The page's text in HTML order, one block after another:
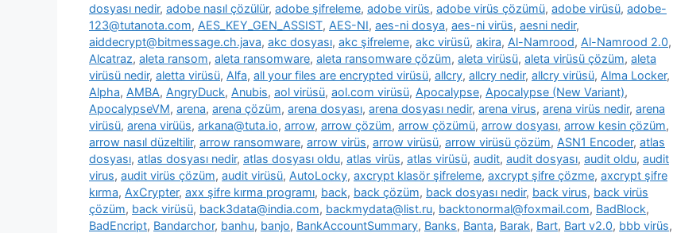
dosyası nedir, adobe nasıl çözülür, adobe şifreleme, adobe virüs, adobe virüs çözümü, adobe virüsü, adobe-
123@tutanota.com, AES_KEY_GEN_ASSIST, AES-NI, aes-ni dosya, aes-ni virüs, aesni nedir,
aiddecrypt@bitmessage.ch.java, akc dosyası, akc şifreleme, akc virüsü, akira, Al-Namrood, Al-Namrood 2.0,
Alcatraz, aleta ransom, aleta ransomware, aleta ransomware çözüm, aleta virüsü, aleta virüsü çözüm, aleta
virüsü nedir, aletta virüsü, Alfa, all your files are encrypted virüsü, allcry, allcry nedir, allcry virüsü, Alma Locker,
Alpha, AMBA, AngryDuck, Anubis, aol virüsü, aol.com virüsü, Apocalypse, Apocalypse (New Variant),
ApocalypseVM, arena, arena çözüm, arena dosyası, arena dosyası nedir, arena virus, arena virüs nedir, arena
virüsü, arena virüüs, arkana@tuta.io, arrow, arrow çözüm, arrow çözümü, arrow dosyası, arrow kesin çözüm,
arrow nasıl düzeltilir, arrow ransomware, arrow virüs, arrow virüsü, arrow virüsü çözüm, ASN1 Encoder, atlas
dosyası, atlas dosyası nedir, atlas dosyası oldu, atlas virüs, atlas virüsü, audit, audit dosyası, audit oldu, audit
virus, audit virüs çözüm, audit virüsü, AutoLocky, axcrypt klasör şifreleme, axcrypt şifre çözme, axcrypt şifre
kırma, AxCrypter, axx şifre kırma programı, back, back çözüm, back dosyası nedir, back virus, back virüs
çözüm, back virüsü, back3data@india.com, backmydata@list.ru, backtonormal@foxmail.com, BadBlock,
BadEncript, Bandarchor, banhu, banjo, BankAccountSummary, Banks, Banta, Barak, Bart, Bart v2.0, bbb virüs,